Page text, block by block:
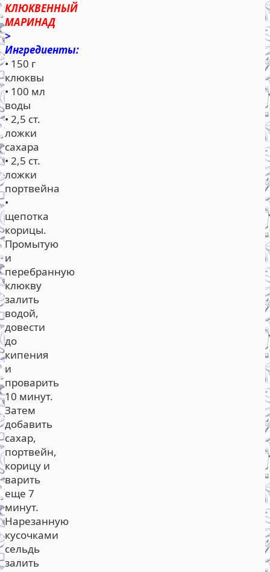
КЛЮКВЕННЫЙ
МАРИНАД
>
Ингредиенты:
• 150 г
клюквы
• 100 мл
воды
• 2,5 ст.
ложки
сахара
• 2,5 ст.
ложки
портвейна
•
щепотка
корицы.
Промытую
и
перебранную
клюкву
залить
водой,
довести
до
кипения
и
проварить
10 минут.
Затем
добавить
сахар,
портвейн,
корицу и
варить
еще 7
минут.
Нарезанную
кусочками
сельдь
залить